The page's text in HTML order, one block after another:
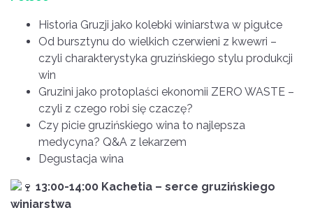
Historia Gruzji jako kolebki winiarstwa w pigułce
Od bursztynu do wielkich czerwieni z kwewri –
czyli charakterystyka gruzińskiego stylu produkcji
win
Gruzini jako protoplaści ekonomii ZERO WASTE –
czyli z czego robi się czaczę?
Czy picie gruzińskiego wina to najlepsza
medycyna? Q&A z lekarzem
Degustacja wina
13:00-14:00 Kachetia – serce gruzińskiego
winiarstwa